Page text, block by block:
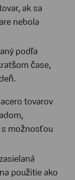
ak sa
nebola
podľa
čase,
tovarov
s možnosťou
použitie ako